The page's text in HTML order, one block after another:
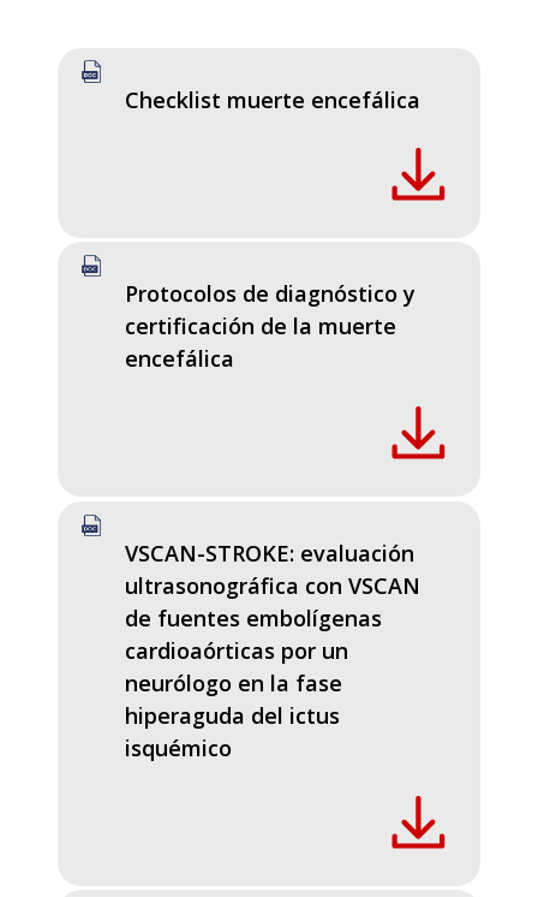
Checklist muerte encefálica
Protocolos de diagnóstico y
certificación de la muerte
encefálica
VSCAN-STROKE: evaluación
ultrasonográfica con VSCAN
de fuentes embolígenas
cardioaórticas por un
neurólogo en la fase
hiperaguda del ictus
isquémico